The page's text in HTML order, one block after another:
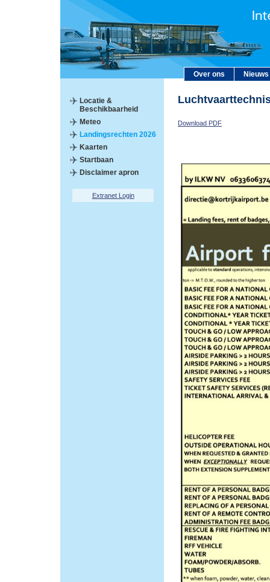
Over ons Nieuws
Locatie &
Beschikbaarheid
Meteo
Landingsrechten 2026
Kaarten
Startbaan
Disclaimer apron
Extranet Login
Download PDF